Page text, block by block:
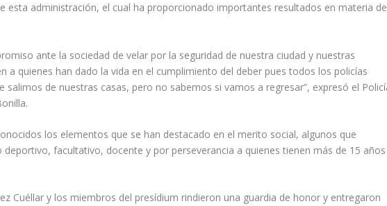
esta administración, el cual ha proporcionado importantes resultados en materia de
ante la sociedad de velar por la seguridad de nuestra ciudad y nuestras
a quienes han dado la vida en el cumplimiento del deber pues todos los policías
salimos de nuestras casas, pero no sabemos si vamos a regresar”, expresó el
los elementos que se han destacado en el merito social, algunos que
facultativo, docente y por perseverancia a quienes tienen más de 15 años
Cuéllar y los miembros del presídium rindieron una guardia de honor y entregaron